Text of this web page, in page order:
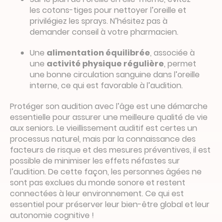
les cotons-tiges pour nettoyer l’oreille et
privilégiez les sprays. N’hésitez pas à
demander conseil à votre pharmacien.
Une alimentation équilibrée, associée à
une activité physique régulière, permet
une bonne circulation sanguine dans l’oreille
interne, ce qui est favorable à l’audition.
Protéger son audition avec l’âge est une démarche
essentielle pour assurer une meilleure qualité de vie
aux seniors. Le vieillissement auditif est certes un
processus naturel, mais par la connaissance des
facteurs de risque et des mesures préventives, il est
possible de minimiser les effets néfastes sur
l’audition. De cette façon, les personnes âgées ne
sont pas exclues du monde sonore et restent
connectées à leur environnement. Ce qui est
essentiel pour préserver leur bien-être global et leur
autonomie cognitive !